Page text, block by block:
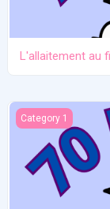
L'allaitement au
Anatomie et
Category 1